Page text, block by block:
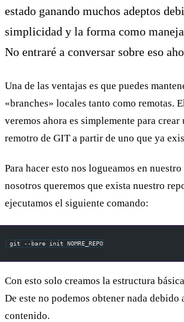
estado ganando muchos adeptos
simplicidad y la forma como
No entraré a conversar sobre eso
Una de las ventajas es que puedes
«branches» locales tanto como remotas.
veremos ahora es simplemente para
remotro de GIT a partir de uno que ya
Para hacer esto nos logueamos en
nosotros queremos que exista nuestro
ejecutamos el siguiente comando:
git --bare init NOMRE_REPO
Con esto solo creamos la estructura
De este no podemos obtener nada debido
contenido.